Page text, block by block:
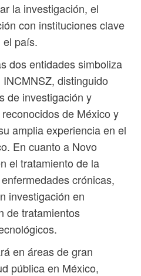
la investigación, el
con instituciones clave
el país.
dos entidades simboliza
distinguido
de investigación y
de México y
amplia experiencia en el
En cuanto a Novo
el tratamiento de la
crónicas,
investigación en
de tratamientos
en áreas de gran
pública en México,